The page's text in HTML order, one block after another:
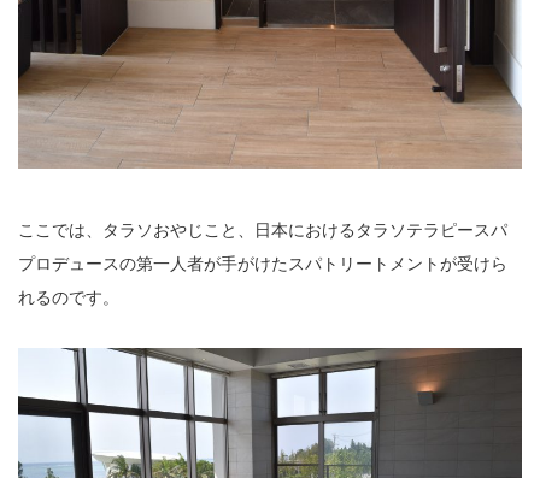
ここでは、タラソおやじこと、日本におけるタラソテラピースパ
プロデュースの第一人者が手がけたスパトリートメントが受けら
れるのです。